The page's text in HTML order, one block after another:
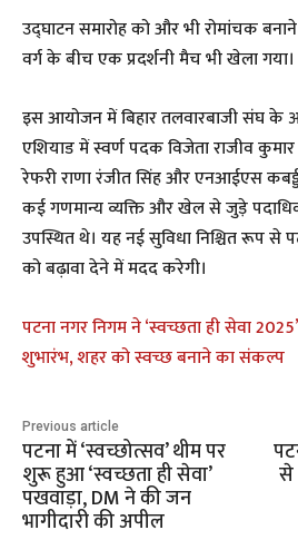
उद्घाटन समारोह को और भी रोमांचक
वर्ग के बीच एक प्रदर्शनी मैच भी खेला गया।
इस आयोजन में बिहार तलवारबाजी संघ के
एशियाड में स्वर्ण पदक विजेता राजीव कुमार
रेफरी राणा रंजीत सिंह और एनआईएस
कई गणमान्य व्यक्ति और खेल से जुड़े
उपस्थित थे। यह नई सुविधा निश्चित रूप से
को बढ़ावा देने में मदद करेगी।
पटना नगर निगम ने ‘स्वच्छता ही सेवा
शुभारंभ, शहर को स्वच्छ बनाने का संकल्प
Previous article
पटना में ‘स्वच्छोत्सव’ थीम पर
शुरू हुआ ‘स्वच्छता ही सेवा’
पखवाड़ा, DM ने की जन
भागीदारी की अपील
से